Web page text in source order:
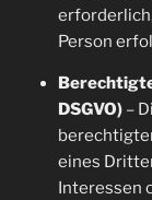
Person
DSGVO)–
eines
Interessen